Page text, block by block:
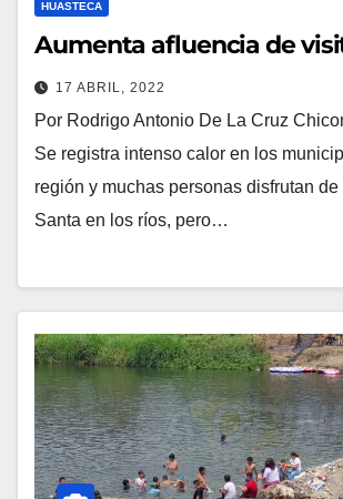
HUASTECA
Aumenta afluencia de
17 ABRIL, 2022
Por Rodrigo Antonio De La Cruz
Se registra intenso calor en los
región y muchas personas disfrutan
Santa en los ríos, pero…